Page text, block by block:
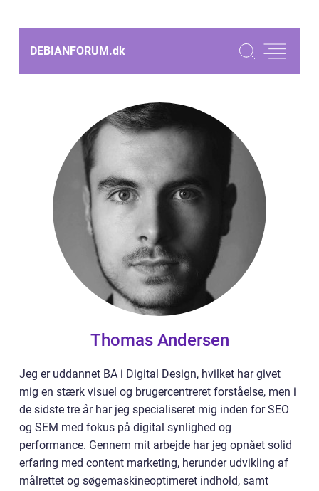
DEBIANFORUM.dk
Thomas Andersen
Jeg er uddannet BA i Digital Design, hvilket har givet
mig en stærk visuel og brugercentreret forståelse, men i
de sidste tre år har jeg specialiseret mig inden for SEO
og SEM med fokus på digital synlighed og
performance. Gennem mit arbejde har jeg opnået solid
erfaring med content marketing, herunder udvikling af
målrettet og søgemaskineoptimeret indhold, samt